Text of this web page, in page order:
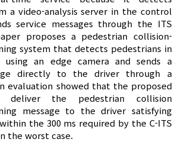
a video-analysis server in the control
service messages through the ITS
proposes a pedestrian collision-
system that detects pedestrians in
an edge camera and sends a
directly to the driver through a
evaluation showed that the proposed
deliver the pedestrian collision
message to the driver satisfying
the 300 ms required by the C-ITS
the worst case.